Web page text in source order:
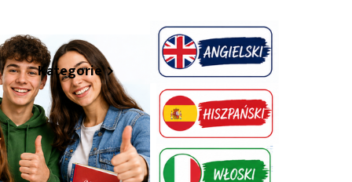
Kategorie
Z życia miasta
Sport